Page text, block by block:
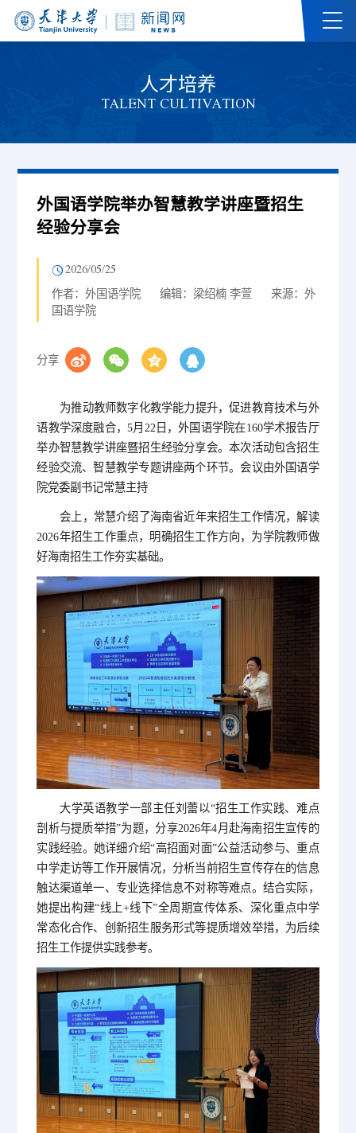
人才培养
TALENT CULTIVATION
外国语学院举办智慧教学讲座暨招生
经验分享会
2026/05/25
作者：外国语学院 编辑：梁绍楠 李萱
来源：外
国语学院
分享
为推动教师数字化教学能力提升，促进教育技术与外
语教学深度融合，5月22日，外国语学院在160学术报告厅
举办智慧教学讲座暨招生经验分享会。本次活动包含招生
经验交流、智慧教学专题讲座两个环节。会议由外国语学
院党委副书记常慧主持
会上，常慧介绍了海南省近年来招生工作情况，解读
2026年招生工作重点，明确招生工作方向，为学院教师做
好海南招生工作夯实基础。
大学英语教学一部主任刘蕾以“招生工作实践、难点
剖析与提质举措”为题，分享2026年4月赴海南招生宣传的
实践经验。她详细介绍“高招面对面”公益活动参与、重点
中学走访等工作开展情况，分析当前招生宣传存在的信息
触达渠道单一、专业选择信息不对称等难点。结合实际，
她提出构建“线上+线下”全周期宣传体系、深化重点中学
常态化合作、创新招生服务形式等提质增效举措，为后续
招生工作提供实践参考。